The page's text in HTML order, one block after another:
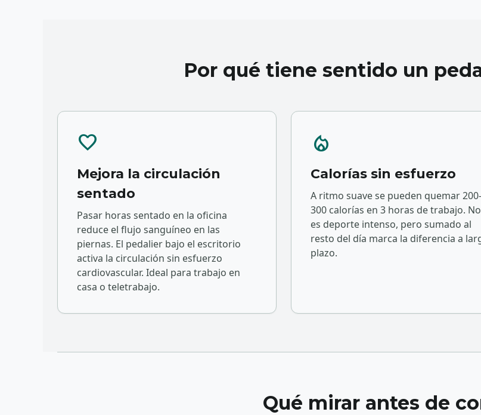
Por qué tiene sentido un
favorite
Mejora la circulación
sentado
Pasar horas sentado en la oficina
reduce el flujo sanguíneo en las
piernas. El pedalier bajo el escritorio
activa la circulación sin esfuerzo
cardiovascular. Ideal para trabajo en
casa o teletrabajo.
local_fire_department
Calorías sin esfuerzo
A ritmo suave se pueden quemar 200-
300 calorías en 3 horas de trabajo. No
es deporte intenso, pero sumado al
resto del día marca la diferencia a
plazo.
Qué mirar antes de